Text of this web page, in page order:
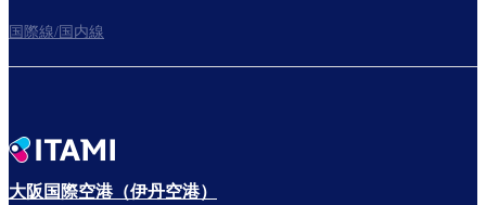
さぁ、出発！
国際線/国内線
大阪国際空港（伊丹空港）